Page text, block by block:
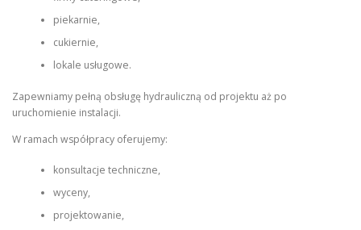
piekarnie,
cukiernie,
lokale usługowe.
Zapewniamy pełną obsługę hydrauliczną od projektu aż po
uruchomienie instalacji.
W ramach współpracy oferujemy:
konsultacje techniczne,
wyceny,
projektowanie,